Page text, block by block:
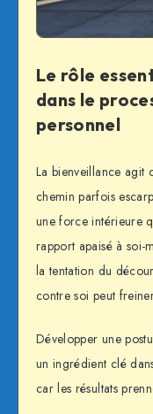
Le rôle
dans le
personnel
La bienveillance agit
chemin parfois
une force intérieure
rapport apaisé à soi-
la tentation du
contre soi peut
Développer une
un ingrédient clé
car les résultats